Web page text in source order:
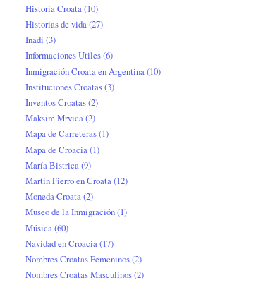
Historia Croata(10)
Historias de vida(27)
Inadi (3)
Informaciones Útiles(6)
Inmigración Croata en Argentina (10)
Instituciones Croatas(3)
Inventos Croatas(2)
Maksim Mrvica(2)
Mapa de Carreteras(1)
Mapa de Croacia (1)
María Bistrica(9)
Martín Fierro en Croata(12)
Moneda Croata(2)
Museo de la Inmigración(1)
Música (60)
Navidad en Croacia(17)
Nombres Croatas Femeninos(2)
Nombres Croatas Masculinos(2)